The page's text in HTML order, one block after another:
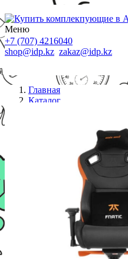
Меню
+7 (707) 4216040
shop@idp.kz zakaz@idp.kz
Главная
Каталог